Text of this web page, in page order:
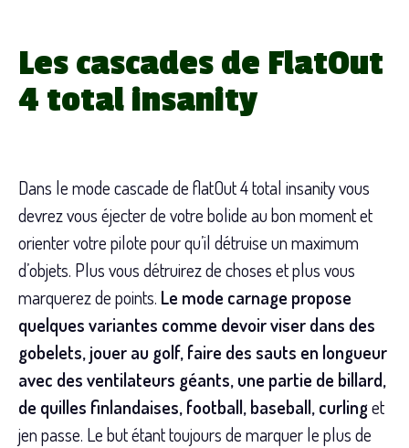
Les cascades de FlatOut
4 total insanity
Dans le mode cascade de flatOut 4 total insanity vous
devrez vous éjecter de votre bolide au bon moment et
orienter votre pilote pour qu’il détruise un maximum
d’objets. Plus vous détruirez de choses et plus vous
marquerez de points. Le mode carnage propose
quelques variantes comme devoir viser dans des
gobelets, jouer au golf, faire des sauts en longueur
avec des ventilateurs géants, une partie de billard,
de quilles finlandaises, football, baseball, curlinget
jen passe. Le but étant toujours de marquer le plus de